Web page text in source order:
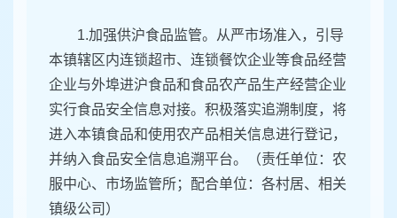
1.加强供沪食品监管。从严市场准入，引导
本镇辖区内连锁超市、连锁餐饮企业等食品经营
企业与外埠进沪食品和食品农产品生产经营企业
实行食品安全信息对接。积极落实追溯制度，将
进入本镇食品和使用农产品相关信息进行登记，
并纳入食品安全信息追溯平台。（责任单位：农
服中心、市场监管所；配合单位：各村居、相关
镇级公司）